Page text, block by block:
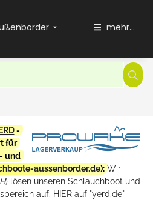
mehr...
-
für
und
aussenborder.de): Wir
) lösen unseren Schlauchboot und
auf. HIER auf "yerd.de"